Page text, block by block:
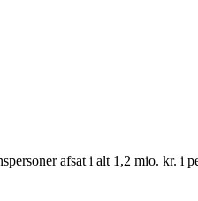
afsat i alt 1,2 mio. kr. i